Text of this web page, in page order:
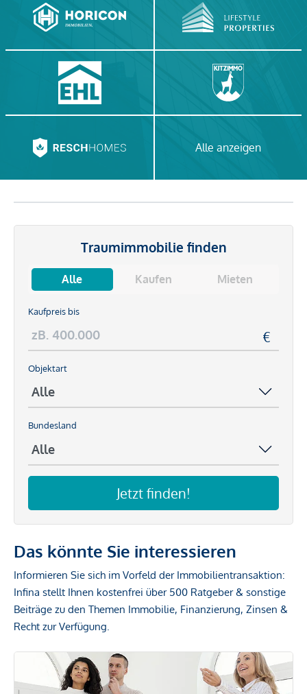
Alle anzeigen
Traumimmobilie finden
Alle Kaufen Mieten
Kaufpreis bis
Objektart
Bundesland
Jetzt finden!
Das könnte Sie interessieren
Informieren Sie sich im Vorfeld der Immobilientransaktion:
Infina stellt Ihnen kostenfrei über 500 Ratgeber & sonstige
Beiträge zu den Themen Immobilie, Finanzierung, Zinsen &
Recht zur Verfügung.